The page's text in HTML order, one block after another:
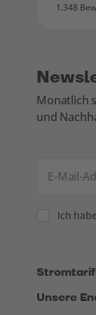
1.348
Monatlich
und
E-Mail-
Consent
Ich
Unsere